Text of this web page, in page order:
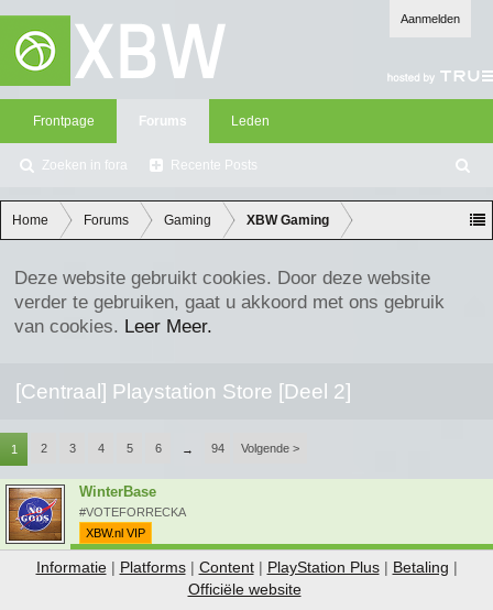
Aanmelden
Frontpage Forums
Zoeken in fora Recente Posts
Leden
oe
ke
n
Home Forums Gaming XBW Gaming
Deze website gebruikt cookies. Door deze website
verder te gebruiken, gaat u akkoord met ons gebruik
van cookies. Leer Meer.
[Centraal] Playstation Store [Deel 2]
1 2 3 4 5 6 → 94 Volgende >
WinterBase
#VOTEFORRECKA
XBW.nl VIP
Informatie| Platforms| Content| PlayStation Plus| Betaling |
Officiële website​